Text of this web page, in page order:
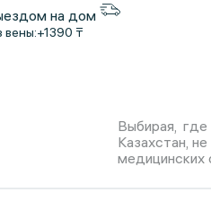
на дом
вены:+1390 ₸
Выбирая,
Казахстан,
медицинских